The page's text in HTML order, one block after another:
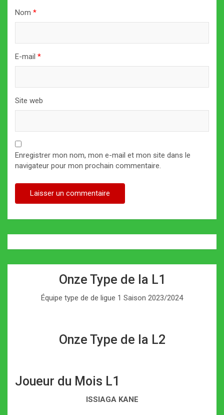
Nom *
E-mail *
Site web
Enregistrer mon nom, mon e-mail et mon site dans le
navigateur pour mon prochain commentaire.
Onze Type de la L1
Équipe type de de ligue 1 Saison 2023/2024
Onze Type de la L2
Joueur du Mois L1
ISSIAGA KANE